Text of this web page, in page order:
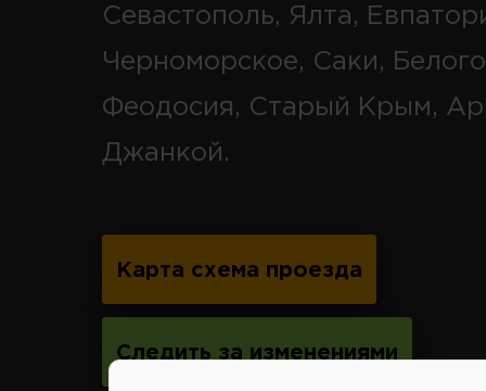
Севастополь, Ялта,
Черноморское, Саки,
Феодосия, Старый Крым,
Джанкой.
Карта схема проезда
Следить за изменениями